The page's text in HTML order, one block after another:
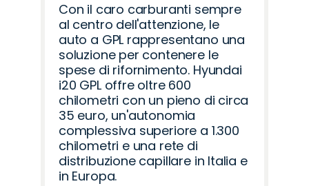
Con il caro carburanti sempre
al centro dell'attenzione, le
auto a GPL rappresentano una
soluzione per contenere le
spese di rifornimento. Hyundai
i20 GPL offre oltre 600
chilometri con un pieno di circa
35 euro, un'autonomia
complessiva superiore a 1.300
chilometri e una rete di
distribuzione capillare in Italia e
in Europa.